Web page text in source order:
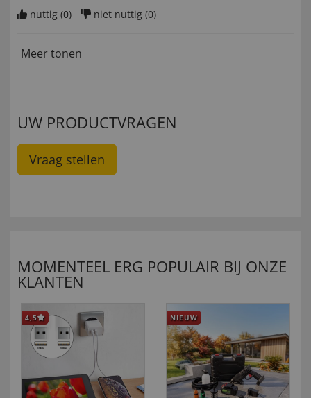
nuttig (0) niet nuttig (0)
Meer tonen
UW PRODUCTVRAGEN
Vraag stellen
MOMENTEEL ERG POPULAIR BIJ ONZE
KLANTEN
4,5 NIEUW